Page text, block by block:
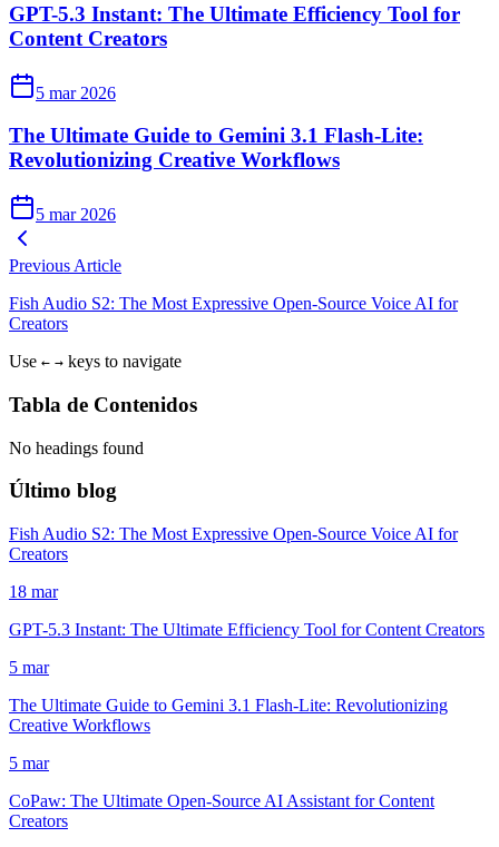
GPT-5.3 Instant: The Ultimate Efficiency Tool for
Content Creators
5 mar 2026
The Ultimate Guide to Gemini 3.1 Flash-Lite:
Revolutionizing Creative Workflows
5 mar 2026
Previous Article
Fish Audio S2: The Most Expressive Open-Source Voice AI for
Creators
Use ← → keys to navigate
Tabla de Contenidos
No headings found
Último blog
Fish Audio S2: The Most Expressive Open-Source Voice AI for
Creators
18 mar
GPT-5.3 Instant: The Ultimate Efficiency Tool for Content Creators
5 mar
The Ultimate Guide to Gemini 3.1 Flash-Lite: Revolutionizing
Creative Workflows
5 mar
CoPaw: The Ultimate Open-Source AI Assistant for Content
Creators